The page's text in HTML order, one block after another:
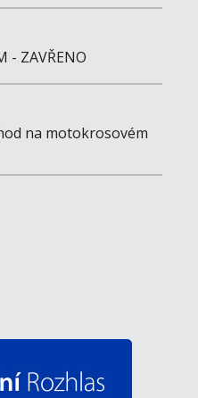
- ZAVŘENO
na motokrosovém